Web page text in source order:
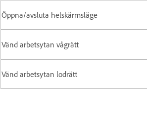
Öppna/avsluta helskärmsläge
Vänd arbetsytan vågrätt
Vänd arbetsytan lodrätt